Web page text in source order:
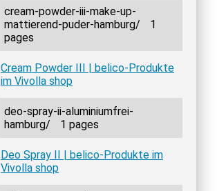
cream-powder-iii-make-up-
mattierend-puder-hamburg/
1
pages
Cream Powder III | belico-Produkte
im Vivolla shop
deo-spray-ii-aluminiumfrei-
hamburg/
1 pages
Deo Spray II | belico-Produkte im
Vivolla shop